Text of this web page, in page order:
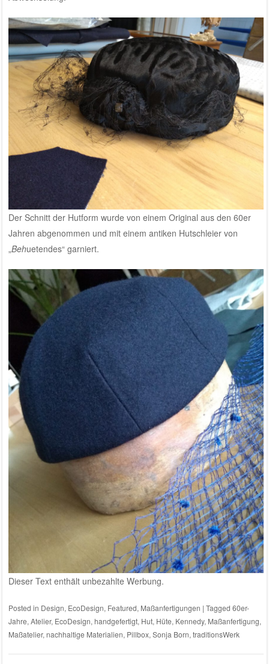
Der Schnitt der Hutform wurde von einem Original aus den 60er
Jahren abgenommen und mit einem antiken Hutschleier von
„Behuetendes“ garniert.
Dieser Text enthält unbezahlte Werbung.
Posted in Design, EcoDesign, Featured, Maßanfertigungen | Tagged 60er-
Jahre, Atelier, EcoDesign, handgefertigt, Hut, Hüte, Kennedy, Maßanfertigung,
Maßatelier, nachhaltige Materialien, Pillbox, Sonja Born, traditionsWerk